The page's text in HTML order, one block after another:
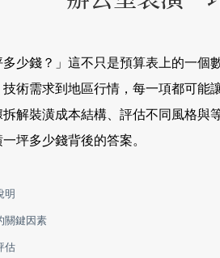
多少錢？」這不只是預算表上的一
術需求到地區行情，每一項都可能
解裝潢成本結構、評估不同風格與
坪多少錢背後的答案。
明
關鍵因素
估